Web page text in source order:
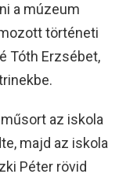
a múzeum
történeti
Tóth Erzsébet,
az iskola
majd az iskola
Péter rövid